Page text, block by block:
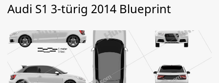
Audi S1 3-türig 2014 Blueprint